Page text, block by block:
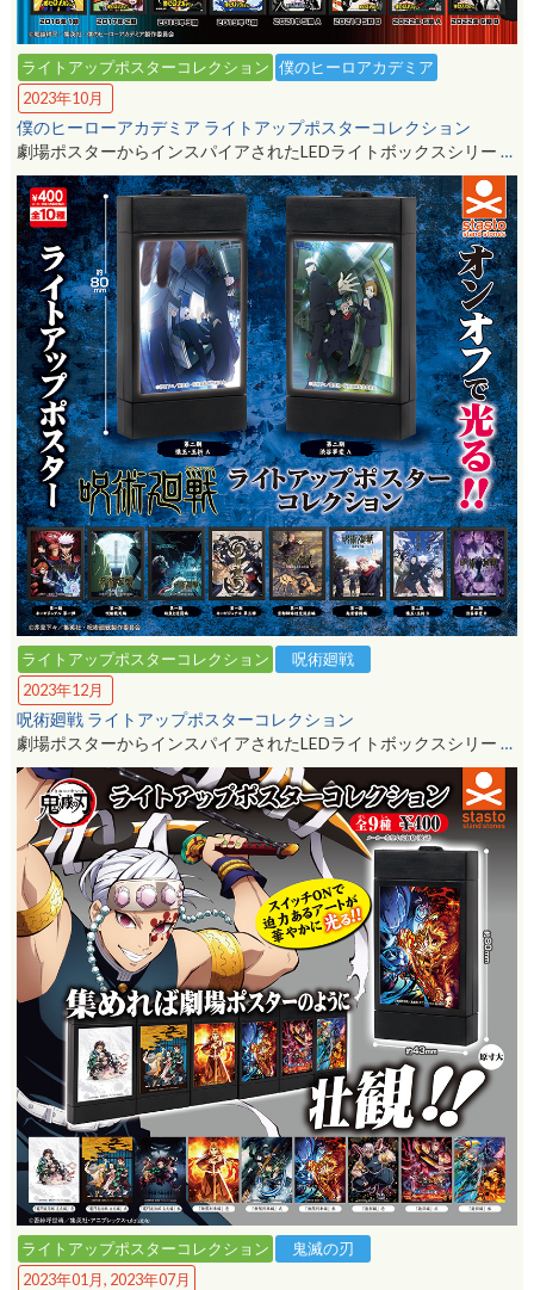
ライトアップポスターコレクション 僕のヒーロアカデミア
2023年10月
僕のヒーローアカデミア ライトアップポスターコレクション
劇場ポスターからインスパイアされたLEDライトボックスシリー …
ライトアップポスターコレクション
呪術廻戦
2023年12月
呪術廻戦 ライトアップポスターコレクション
劇場ポスターからインスパイアされたLEDライトボックスシリー …
ライトアップポスターコレクション
鬼滅の刃
2023年01月, 2023年07月